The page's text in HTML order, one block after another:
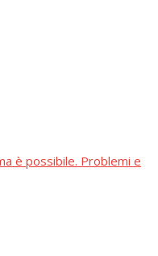
è possibile. Problemi e